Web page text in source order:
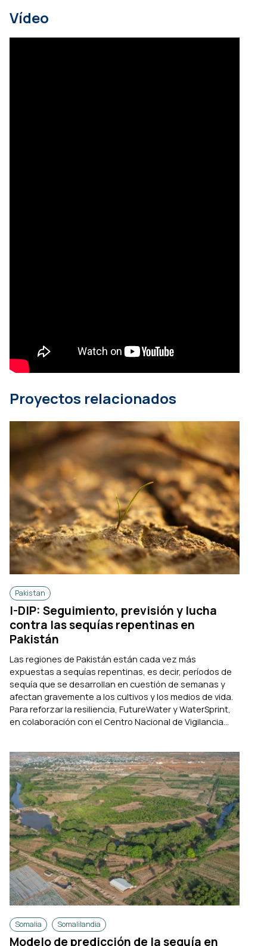
Vídeo
Proyectos relacionados
Pakistan
I-DIP: Seguimiento, previsión y lucha
contra las sequías repentinas en
Pakistán
Las regiones de Pakistán están cada vez más
expuestas a sequías repentinas, es decir, períodos de
sequía que se desarrollan en cuestión de semanas y
afectan gravemente a los cultivos y los medios de vida.
Para reforzar la resiliencia, FutureWater y WaterSprint,
en colaboración con el Centro Nacional de Vigilancia...
Somalia Somalilandia
Modelo de predicción de la sequía en